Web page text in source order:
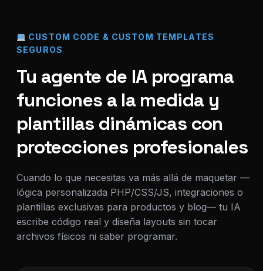
CUSTOM CODE & CUSTOM TEMPLATES
SEGUROS
Tu agente de IA programa
funciones a la medida y
plantillas dinámicas con
protecciones profesionales
Cuando lo que necesitas va más allá de maquetar —
lógica personalizada PHP/CSS/JS, integraciones o
plantillas exclusivas para productos y blog— tu IA
escribe código real y diseña layouts sin tocar
archivos físicos ni saber programar.